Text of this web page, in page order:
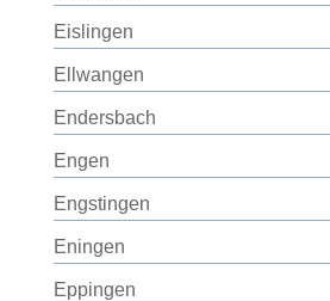
Eislingen
Ellwangen
Endersbach
Engen
Engstingen
Eningen
Eppingen